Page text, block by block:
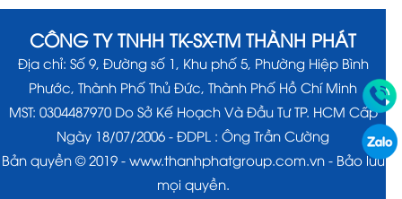
CÔNG TY TNHH TK-SX-TM THÀNH PHÁT
Địa chỉ: Số 9, Đường số 1, Khu phố 5, Phường Hiệp Bình
Phước, Thành Phố Thủ Đức, Thành Phố Hồ Chí Minh
MST: 0304487970 Do Sở Kế Hoạch Và Đầu Tư TP. HCM Cấp
Ngày 18/07/2006 - ĐDPL : Ông Trần Cường
Bản quyền © 2019 - www.thanhphatgroup.com.vn- Bảo lưu
mọi quyền.